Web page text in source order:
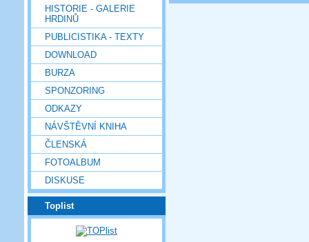
HISTORIE - GALERIE
HRDINŮ
PUBLICISTIKA - TEXTY
DOWNLOAD
BURZA
SPONZORING
ODKAZY
NÁVŠTĚVNÍ KNIHA
ČLENSKÁ
FOTOALBUM
DISKUSE
Toplist